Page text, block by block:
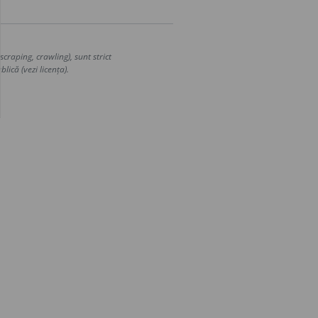
crawling), sunt strict
(vezi licența).